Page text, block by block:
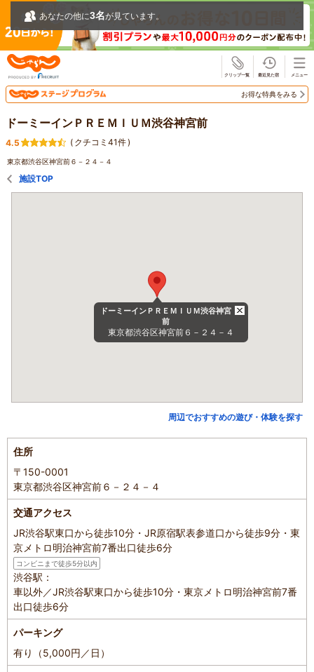
お得な特典をみる
ドーミーインＰＲＥＭＩＵＭ渋谷神宮前
4.5 ( クチコミ41件)
東京都渋谷区神宮前６－２４－４
施設TOP
ドーミーインＰＲＥＭＩＵＭ渋谷神宮
前
東京都渋谷区神宮前６－２４－４
周辺でおすすめの遊び・体験を探す
住所
〒150-0001
東京都渋谷区神宮前６－２４－４
交通アクセス
JR渋谷駅東口から徒歩10分・JR原宿駅表参道口から徒歩9分・東
京メトロ明治神宮前7番出口徒歩6分
コンビニまで徒歩5分以内
渋谷駅：
車以外／JR渋谷駅東口から徒歩10分・東京メトロ明治神宮前7番
出口徒歩6分
パーキング
有り（5,000円／日）
あなたの他に3名が見ています。